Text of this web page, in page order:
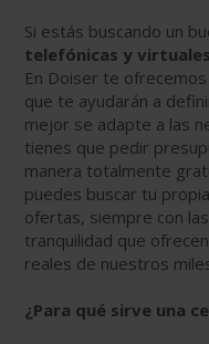
Si estás buscando un
telefónicas y
En Doiser te
que te ayudarán a
mejor se adapte a las
tienes que pedir
manera totalmente
puedes buscar tu
ofertas, siempre con
tranquilidad que
reales de nuestros
¿Para qué sirve una